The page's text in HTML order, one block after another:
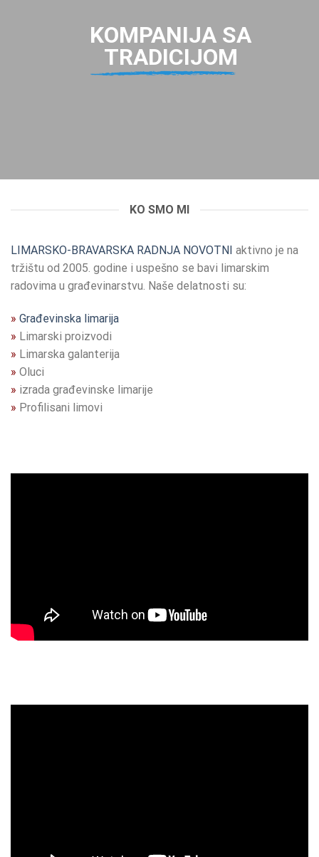
KOMPANIJA SA
TRADICIJOM
KO SMO MI
LIMARSKO-BRAVARSKA RADNJA NOVOTNI aktivno je na
tržištu od 2005. godine i uspešno se bavi limarskim
radovima u građevinarstvu. Naše delatnosti su:
» Građevinska limarija
» Limarski proizvodi
» Limarska galanterija
» Oluci
» izrada građevinske limarije
» Profilisani limovi